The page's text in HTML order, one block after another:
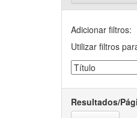
Adicionar filtros:
Utilizar filtros
Resultados/